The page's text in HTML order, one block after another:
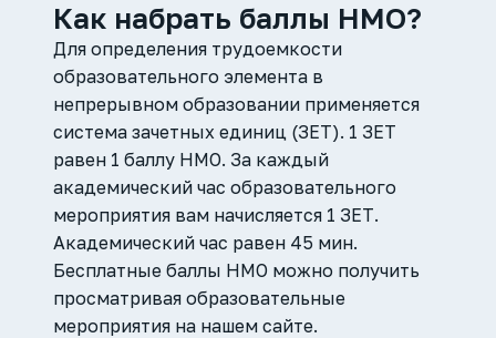
Как набрать баллы НМО?
Для определения трудоемкости
образовательного элемента в
непрерывном образовании применяется
система зачетных единиц (ЗЕТ). 1 ЗЕТ
равен 1 баллу НМО. За каждый
академический час образовательного
мероприятия вам начисляется 1 ЗЕТ.
Академический час равен 45 мин.
Бесплатные баллы НМО можно получить
просматривая образовательные
мероприятия на нашем сайте.